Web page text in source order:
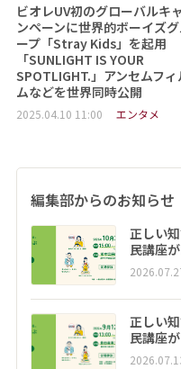
ビオレUV初のグローバルキャ
ンペーンに世界的ボーイズ
ープ「Stray Kids」を起用
「SUNLIGHT IS YOUR
SPOTLIGHT.」アンセムフィ
ムなどを世界同時公開
2025.04.10 11:00 エンタメ
編集部からのお知らせ
正しい
民講座
正しい
民講座